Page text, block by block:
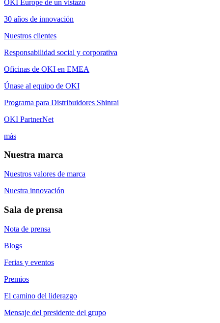
OKI Europe de un vistazo
30 años de innovación
Nuestros clientes
Responsabilidad social y corporativa
Oficinas de OKI en EMEA
Únase al equipo de OKI
Programa para Distribuidores Shinrai
OKI PartnerNet
más
Nuestra marca
Nuestros valores de marca
Nuestra innovación
Sala de prensa
Nota de prensa
Blogs
Ferias y eventos
Premios
El camino del liderazgo
Mensaje del presidente del grupo